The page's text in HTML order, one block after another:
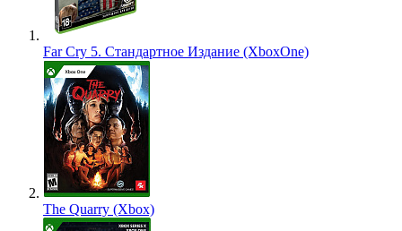
Far Cry 5. Стандартное Издание (XboxOne)
The Quarry (Xbox)